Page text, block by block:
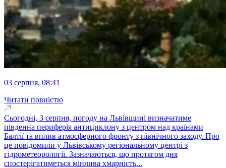
03 серпня, 08:41
Читати повністю
Сьогодні, 3 серпня, погоду на Львівщині визначатиме
південна периферія антициклону з центром над країнами
Балтії та вплив атмосферного фронту з північного заходу. Про
це повідомили у Львівському регіональному центрі з
гідрометеорології. Зазначаються, що протягом дня
спостерігатиметься мінлива хмарність...